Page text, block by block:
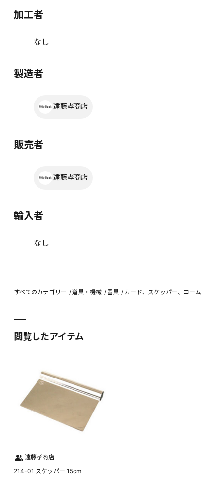
加工者
なし
製造者
遠藤孝商店
販売者
遠藤孝商店
輸入者
なし
すべてのカテゴリー 道具・機械 器具 カード、スケッパー、コーム
閲覧したアイテム
遠藤孝商店
214-01 スケッパー 15cm